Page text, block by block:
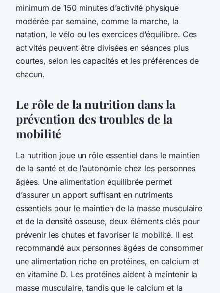
minimum de 150 minutes d’activité physique
modérée par semaine, comme la marche, la
natation, le vélo ou les exercices d’équilibre. Ces
activités peuvent être divisées en séances plus
courtes, selon les capacités et les préférences de
chacun.
Le rôle de la nutrition dans la
prévention des troubles de la
mobilité
La nutrition joue un rôle essentiel dans le maintien
de la santé et de l’autonomie chez les personnes
âgées. Une alimentation équilibrée permet
d’assurer un apport suffisant en nutriments
essentiels pour le maintien de la masse musculaire
et de la densité osseuse, deux éléments clés pour
prévenir les chutes et favoriser la mobilité. Il est
recommandé aux personnes âgées de consommer
une alimentation riche en protéines, en calcium et
en vitamine D. Les protéines aident à maintenir la
masse musculaire, tandis que le calcium et la